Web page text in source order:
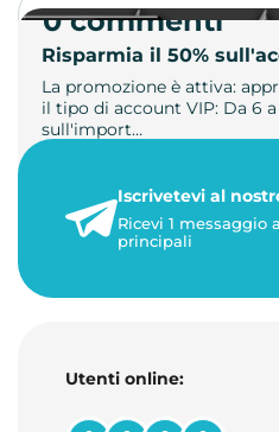
Risparmia il 50%
La promozione è attiva:
il tipo di account VIP: Da 6 a
sull'import…
1 minuto di lettura
0 commenti
Iscrivetevi al
Ricevi 1 messaggio
principali
Utenti online: